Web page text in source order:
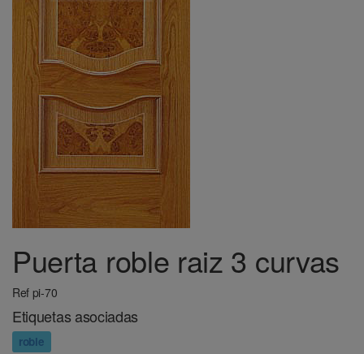
Puerta roble raiz 3 curvas
Ref pi-70
Etiquetas asociadas
roble